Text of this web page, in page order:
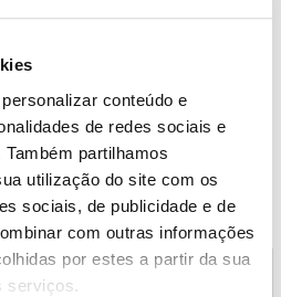
conteúdo e
de redes sociais e
partilhamos
utilização do site com os
sociais, de publicidade e de
com outras informações
por estes a partir da sua
serviços.
57625